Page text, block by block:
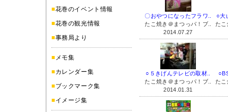
■花巻のイベント情報
■花巻の観光情報
■事務局より
■ メモ集
■カレンダー集
■ブックマーク集
■イメージ集
〇おやつになったフラワ..
たこ焼き＠まつっパ！ブ..
2014.07.27
○大
たこ
○５きげんテレビの取材..
たこ焼き＠まつっパ！ブ..
2014.01.31
たこ